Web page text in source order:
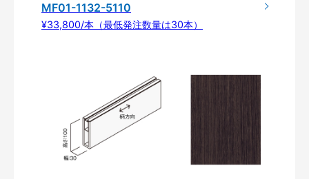
MF01-1132-5110
¥33,800/本（最低発注数量は30本）